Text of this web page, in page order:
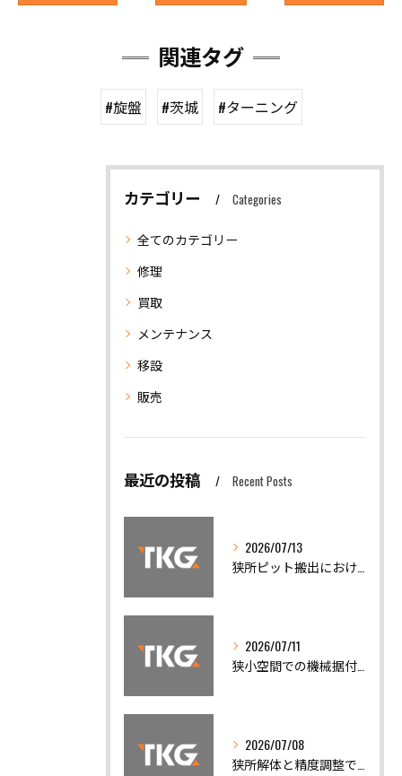
関連タグ
#旋盤 #茨城 #ターニング
カテゴリー Categories
全てのカテゴリー
修理
買取
メンテナンス
移設
販売
最近の投稿 Recent Posts
2026/07/13
2026/07/11
2026/07/08